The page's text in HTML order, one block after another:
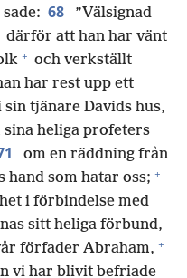
68
”Välsignad
därför att han har vänt
+ och verkställt
har rest upp ett
sin tjänare Davids hus,
sina heliga profeters
om en räddning från
hand som hatar oss; +
i förbindelse med
sitt heliga förbund,
förfader Abraham, +
vi har blivit befriade